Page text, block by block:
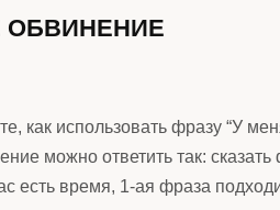
ОБВИНЕНИЕ
как использовать фразу “У
можно ответить так:
есть время, 1-ая фраза